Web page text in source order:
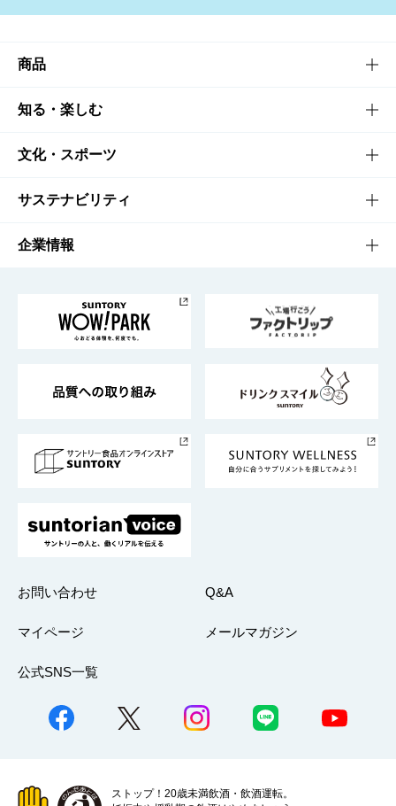
商品
商品TOP
商品一覧
商品発売情報
栄養成分一覧
知る・楽しむ
知る・楽しむTOP
キャンペーン
工場見学
地域情報
文化・スポーツ
文化・スポーツTOP
サントリーホール
サントリーサンバーズ大阪
サステナビリティ
サステナビリティTOP
サントリーが考えるサステナビリティ経営
企業情報
企業概要
採用情報
お問い合わせ Q&A
マイページ メールマガジン
公式SNS一覧
ストップ！20歳未満飲酒・飲酒運転。